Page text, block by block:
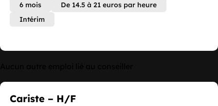
6 mois
De 14.5 à 21 euros par heure
Intérim
Cariste – H/F